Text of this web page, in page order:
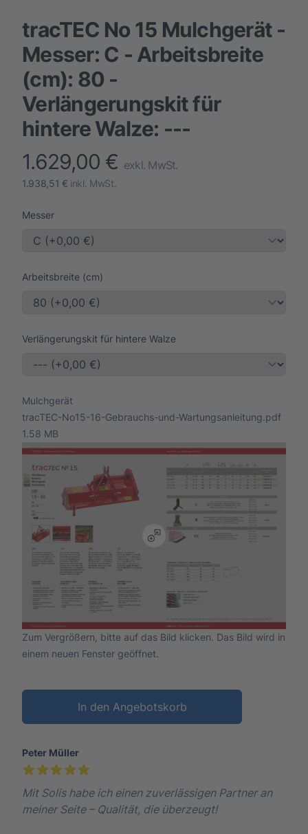
tracTEC No 15 Mulchgerät -
Messer: C - Arbeitsbreite
(cm): 80 -
Verlängerungskit für
hintere Walze: ---
finalProduct information
1.629,00 € exkl. MwSt.
1.938,51 € inkl. MwSt.
Messer
Arbeitsbreite (cm)
Verlängerungskit für hintere Walze
Mulchgerät
tracTEC-No15-16-Gebrauchs-und-Wartungsanleitung.pdf
1.58 MB
Zum Vergrößern, bitte auf das Bild klicken. Das Bild wird in
einem neuen Fenster geöffnet.
In den Angebotskorb
Peter Müller
Mit Solis habe ich einen zuverlässigen Partner an
meiner Seite – Qualität, die überzeugt!